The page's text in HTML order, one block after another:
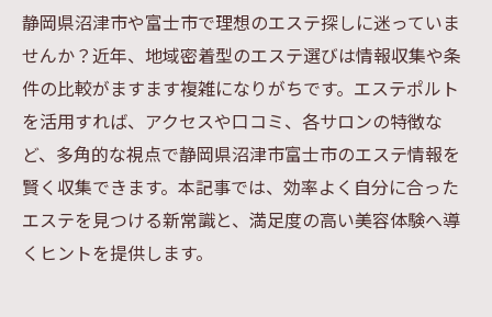
静岡県沼津市や富士市で理想のエステ探しに迷っていま
せんか？近年、地域密着型のエステ選びは情報収集や条
件の比較がますます複雑になりがちです。エステポルト
を活用すれば、アクセスや口コミ、各サロンの特徴な
ど、多角的な視点で静岡県沼津市富士市のエステ情報を
賢く収集できます。本記事では、効率よく自分に合った
エステを見つける新常識と、満足度の高い美容体験へ導
くヒントを提供します。